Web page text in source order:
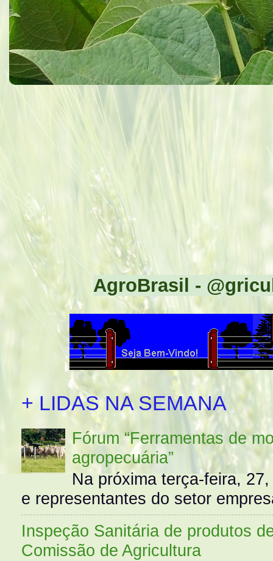
AgroBrasil -
+ LIDAS NA SEMANA
Fórum “Ferramentas de
agropecuária”
Na próxima terça-feira,
e representantes do setor
Inspeção Sanitária de produtos
Comissão de Agricultura